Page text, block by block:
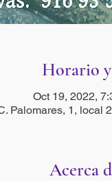
Horario
Oct 19, 2022,
Palomares, 1, local
Acerca